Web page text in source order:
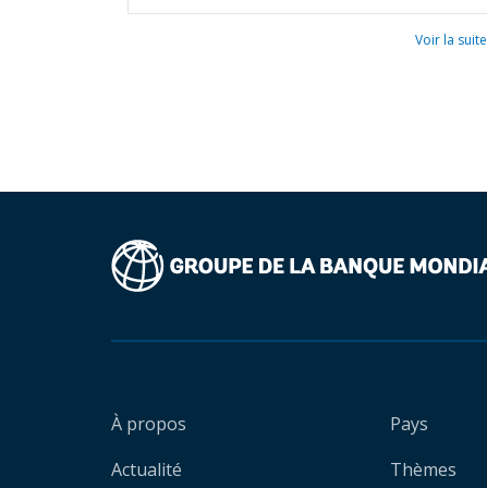
Voir la suite
À propos
Actualité
Pays
Thèmes